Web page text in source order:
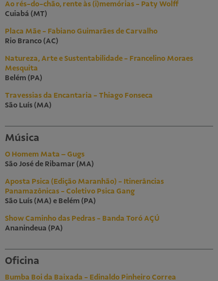
Ao rés-do-chão, rente às (i)memórias - Paty Wolff
Cuiabá (MT)
Placa Mãe - Fabiano Guimarães de Carvalho
Rio Branco (AC)
Natureza, Arte e Sustentabilidade - Francelino Moraes
Mesquita
Belém (PA)
Travessias da Encantaria - Thiago Fonseca
São Luís (MA)
Música
O Homem Mata – Gugs
São José de Ribamar (MA)
Aposta Psica (Edição Maranhão) - Itinerâncias
Panamazônicas - Coletivo Psica Gang
São Luís (MA) e Belém (PA)
Show Caminho das Pedras - Banda Toró AÇÚ
Ananindeua (PA)
Oficina
Bumba Boi da Baixada - Edinaldo Pinheiro Correa